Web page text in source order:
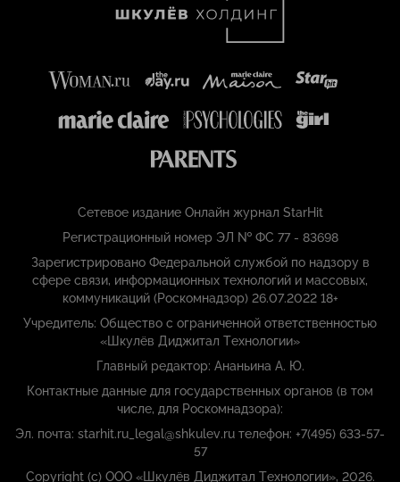
Сетевое издание Онлайн журнал StarHit
Регистрационный номер ЭЛ № ФС 77 - 83698
Зарегистрировано Федеральной службой по надзору в
сфере связи, информационных технологий и массовых,
коммуникаций (Роскомнадзор) 26.07.2022 18+
Учредитель: Общество с ограниченной ответственностью
«Шкулёв Диджитал Технологии»
Главный редактор: Ананьина А. Ю.
Контактные данные для государственных органов (в том
числе, для Роскомнадзора):
Эл. почта: starhit.ru_legal@shkulev.ru телефон: +7(495) 633-57-
57
Copyright (с) ООО «Шкулёв Диджитал Технологии», 2026.